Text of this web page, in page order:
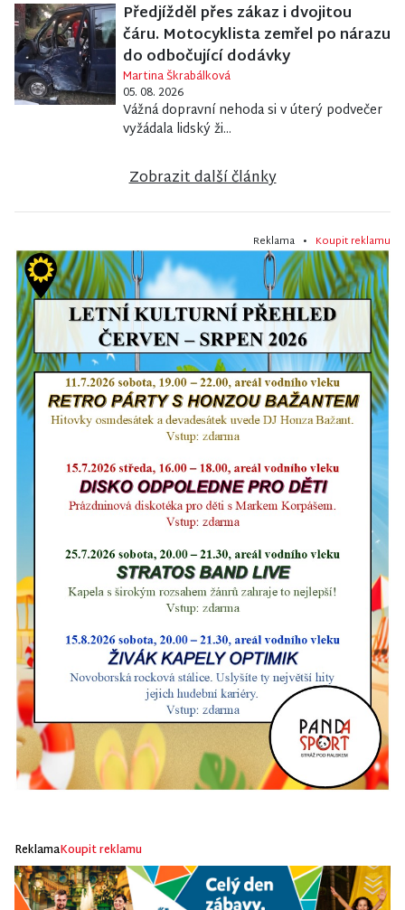
Předjížděl přes zákaz i dvojitou
čáru. Motocyklista zemřel po nárazu
do odbočující dodávky
Martina Škrabálková
05. 08. 2026
Vážná dopravní nehoda si v úterý podvečer
vyžádala lidský ži...
Zobrazit další články
Reklama • Koupit reklamu
ReklamaKoupit reklamu